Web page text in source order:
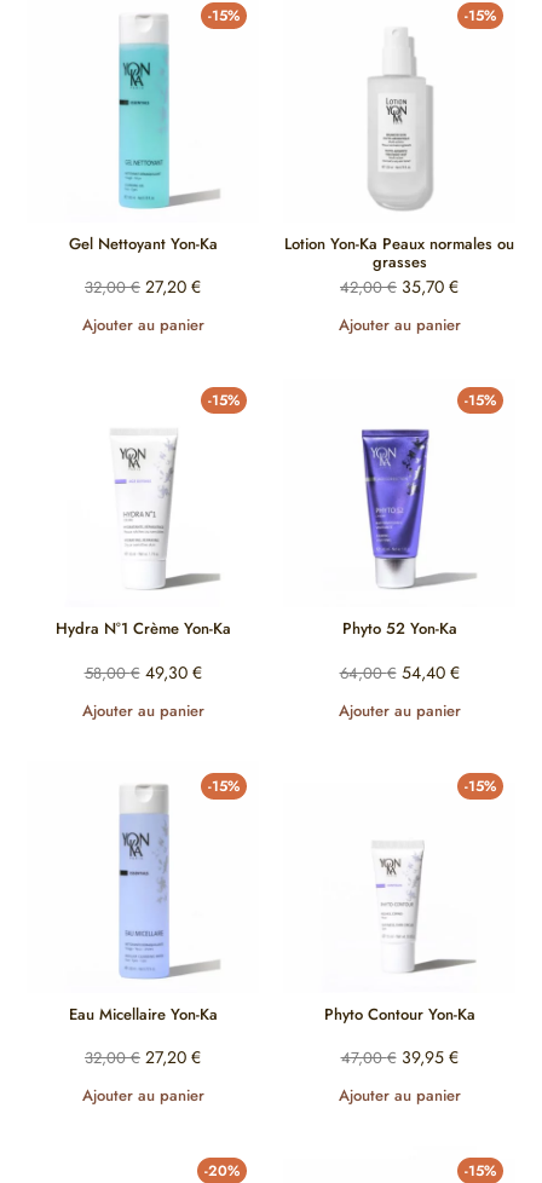
-15%
Gel Nettoyant Yon-Ka
32,00€ 27,20 €
Ajouter au panier
-15%
Lotion Yon-Ka Peaux normales ou
grasses
42,00€ 35,70 €
Ajouter au panier
-15%
Hydra N°1 Crème Yon-Ka
58,00€ 49,30 €
Ajouter au panier
-15%
Phyto 52 Yon-Ka
64,00€ 54,40 €
Ajouter au panier
-15%
Eau Micellaire Yon-Ka
32,00€ 27,20 €
Ajouter au panier
-15%
Phyto Contour Yon-Ka
47,00€ 39,95 €
Ajouter au panier
-20% -15%